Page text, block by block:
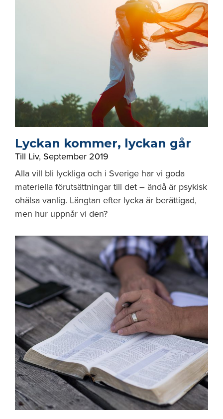
Lyckan kommer, lyckan går
Till Liv, September 2019
Alla vill bli lyckliga och i Sverige har vi goda
materiella förutsättningar till det – ändå är psykisk
ohälsa vanlig. Längtan efter lycka är berättigad,
men hur uppnår vi den?